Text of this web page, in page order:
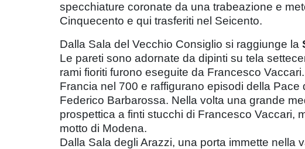
specchiature coronate da una trabeazione e
Cinquecento e qui trasferiti nel Seicento.
Dalla Sala del Vecchio Consiglio si raggiunge la
Le pareti sono adornate da dipinti su tela
rami fioriti furono eseguite da Francesco
Francia nel 700 e raffigurano episodi della
Federico Barbarossa. Nella volta una grande
prospettica a finti stucchi di Francesco Vaccari,
motto di Modena.
Dalla Sala degli Arazzi, una porta immette nella